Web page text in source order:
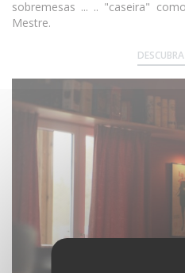
sobremesas ... .. "caseira"
Mestre.